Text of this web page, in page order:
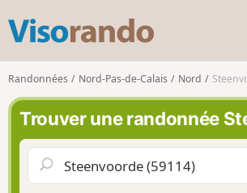
s
o
r
n
d
o
Randonnées Nord-Pas-de-Calais Nord
Trouver une randonnée